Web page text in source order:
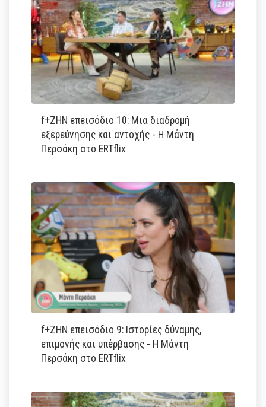
f+ΖΗΝ επεισόδιο 10: Μια διαδρομή
εξερεύνησης και αντοχής - Η Μάντη
Περσάκη στο ERTflix
f+ΖΗΝ επεισόδιο 9: Ιστορίες δύναμης,
επιμονής και υπέρβασης - Η Μάντη
Περσάκη στο ERTflix